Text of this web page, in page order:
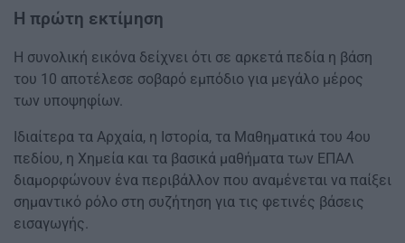
Η πρώτη εκτίμηση
Η συνολική εικόνα δείχνει ότι σε αρκετά πεδία η βάση
του 10 αποτέλεσε σοβαρό εμπόδιο για μεγάλο μέρος
των υποψηφίων.
Ιδιαίτερα τα Αρχαία, η Ιστορία, τα Μαθηματικά του 4ου
πεδίου, η Χημεία και τα βασικά μαθήματα των ΕΠΑΛ
διαμορφώνουν ένα περιβάλλον που αναμένεται να παίξει
σημαντικό ρόλο στη συζήτηση για τις φετινές βάσεις
εισαγωγής.